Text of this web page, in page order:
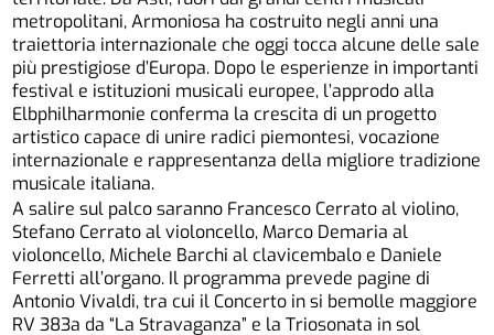
metropolitani, Armoniosa ha costruito negli anni una
traiettoria internazionale che oggi tocca alcune delle sale
più prestigiose d’Europa. Dopo le esperienze in importanti
festival e istituzioni musicali europee, l’approdo alla
Elbphilharmonie conferma la crescita di un progetto
artistico capace di unire radici piemontesi, vocazione
internazionale e rappresentanza della migliore tradizione
musicale italiana.
A salire sul palco saranno Francesco Cerrato al violino,
Stefano Cerrato al violoncello, Marco Demaria al
violoncello, Michele Barchi al clavicembalo e Daniele
Ferretti all’organo. Il programma prevede pagine di
Antonio Vivaldi, tra cui il Concerto in si bemolle maggiore
RV 383a da “La Stravaganza” e la Triosonata in sol